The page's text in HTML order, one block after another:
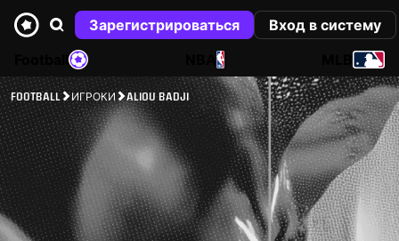
Зарегистрироваться
Вход в систему
NBA
FOOTBALL ИГРОКИ ALIOU BADJI